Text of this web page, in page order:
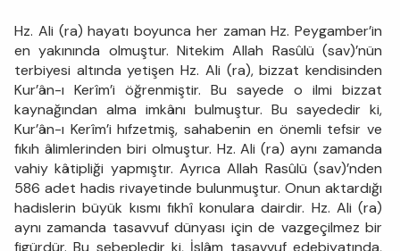
Hz. Ali (ra) hayatı boyunca her zaman Hz. Peygamber’in
en yakınında olmuştur. Nitekim Allah Rasûlü (sav)’nün
terbiyesi altında yetişen Hz. Ali (ra), bizzat kendisinden
Kur’ân-ı Kerîm’i öğrenmiştir. Bu sayede o ilmi bizzat
kaynağından alma imkânı bulmuştur. Bu sayededir ki,
Kur’ân-ı Kerîm’i hıfzetmiş, sahabenin en önemli tefsir ve
fıkıh âlimlerinden biri olmuştur. Hz. Ali (ra) aynı zamanda
vahiy kâtipliği yapmıştır. Ayrıca Allah Rasûlü (sav)’nden
586 adet hadis rivayetinde bulunmuştur. Onun aktardığı
hadislerin büyük kısmı fıkhî konulara dairdir. Hz. Ali (ra)
aynı zamanda tasavvuf dünyası için de vazgeçilmez bir
figürdür. Bu sebepledir ki, İslâm tasavvuf edebiyatında,